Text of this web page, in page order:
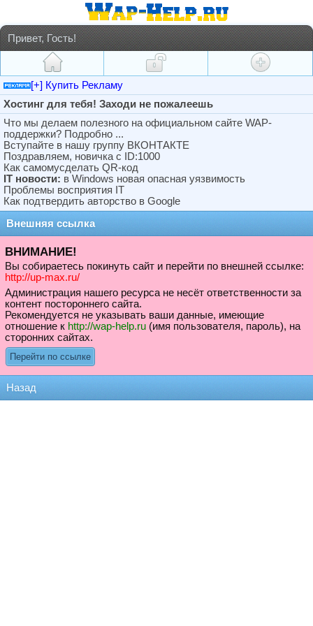
Привет, Гость!
[+] Купить Рекламу
Хостинг для тебя! Заходи не пожалеешь
Что мы делаем полезного на официальном сайте WAP-
поддержки? Подробно ...
Вступайте в нашу группу ВКОНТАКТЕ
Поздравляем, новичка с ID:1000
Как самомусделать QR-код
IT новости: в Windows новая опасная уязвимость
Проблемы восприятия IT
Как подтвердить авторство в Google
Внешняя ссылка
ВНИМАНИЕ!
Вы собираетесь покинуть сайт и перейти по внешней ссылке:
http://up-max.ru/
Администрация нашего ресурса не несёт ответственности за
контент постороннего сайта.
Рекомендуется не указывать ваши данные, имеющие
отношение к http://wap-help.ru (имя пользователя, пароль), на
сторонних сайтах.
Назад